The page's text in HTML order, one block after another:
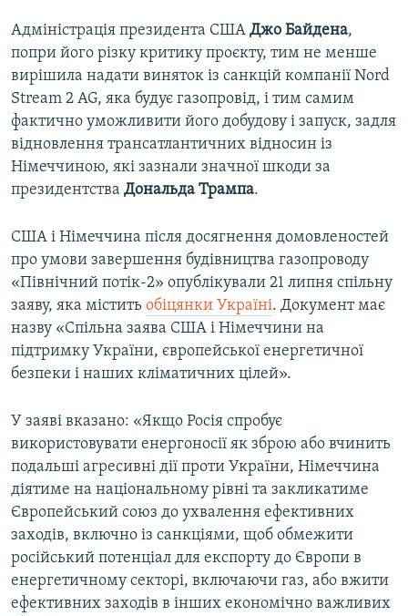
Адміністрація президента США Джо Байдена,
попри його різку критику проєкту, тим не менше
вирішила надати виняток із санкцій компанії Nord
Stream 2 AG, яка будує газопровід, і тим самим
фактично уможливити його добудову і запуск, задля
відновлення трансатлантичних відносин із
Німеччиною, які зазнали значної шкоди за
президентства Дональда Трампа.
США і Німеччина після досягнення домовленостей
про умови завершення будівництва газопроводу
«Північний потік-2» опублікували 21 липня спільну
заяву, яка містить обіцянки Україні. Документ має
назву «Спільна заява США і Німеччини на
підтримку України, європейської енергетичної
безпеки і наших кліматичних цілей».
У заяві вказано: «Якщо Росія спробує
використовувати енергоносії як зброю або вчинить
подальші агресивні дії проти України, Німеччина
діятиме на національному рівні та закликатиме
Європейський союз до ухвалення ефективних
заходів, включно із санкціями, щоб обмежити
російський потенціал для експорту до Європи в
енергетичному секторі, включаючи газ, або вжити
ефективних заходів в інших економічно важливих